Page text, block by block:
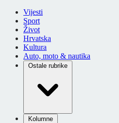
Vijesti
Sport
Život
Hrvatska
Kultura
Auto, moto & nautika
Ostale rubrike
Kolumne